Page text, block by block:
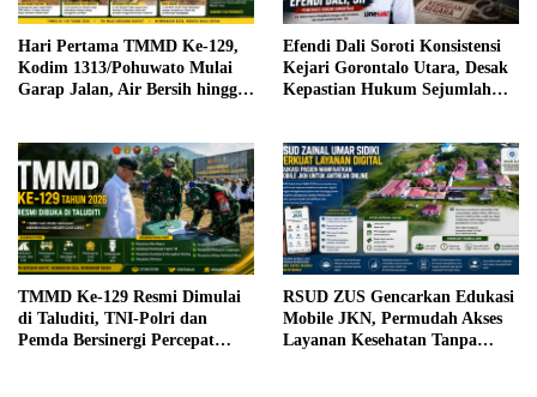
Hari Pertama TMMD Ke-129,
Kodim 1313/Pohuwato Mulai
Garap Jalan, Air Bersih hingga
Efendi Dali Soroti Konsistensi
Kejari Gorontalo Utara, Desak
Kepastian Hukum Sejumlah
TMMD Ke-129 Resmi Dimulai
di Taluditi, TNI-Polri dan
Pemda Bersinergi Percepat
RSUD ZUS Gencarkan Edukasi
Mobile JKN, Permudah Akses
Layanan Kesehatan Tanpa